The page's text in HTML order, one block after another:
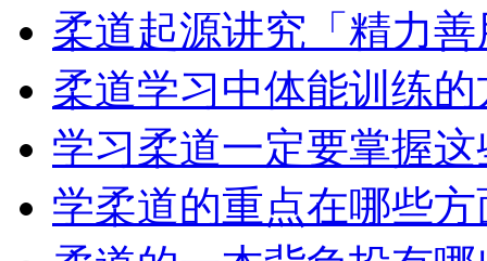
柔道起源讲究「精力善
柔道学习中体能训练的
学习柔道一定要掌握这
学柔道的重点在哪些方